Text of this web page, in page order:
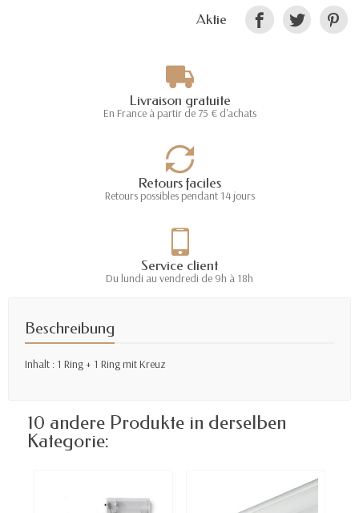
Aktie
Livraison gratuite
En France à partir de 75 € d'achats
Retours faciles
Retours possibles pendant 14 jours
Service client
Du lundi au vendredi de 9h à 18h
Beschreibung
Inhalt : 1 Ring + 1 Ring mit Kreuz
10 andere Produkte in derselben
Kategorie: